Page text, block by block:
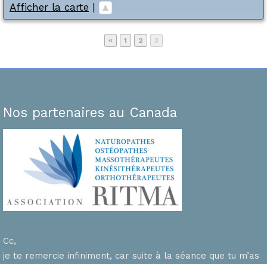
Afficher la carte |
« Page
1 Page
2 Page
3
Nos partenaires au Canada
Cc,
je te remercie infiniment, car suite à la séance que tu m’as